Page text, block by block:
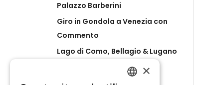
Palazzo Barberini
Giro in Gondola a Venezia con
Commento
Lago di Como, Bellagio & Lugano
Catacombe di San Gennaro
×